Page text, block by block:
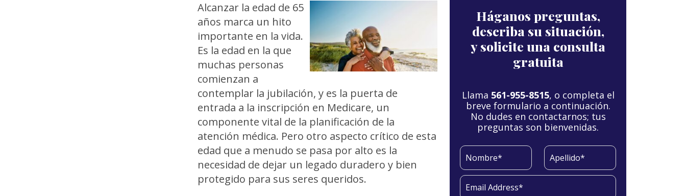
Alcanzar la edad de 65
años marca un hito
importante en la vida.
Es la edad en la que
muchas personas
comienzan a
contemplar la jubilación, y es la puerta de
entrada a la inscripción en Medicare, un
componente vital de la planificación de la
atención médica. Pero otro aspecto crítico de esta
edad que a menudo se pasa por alto es la
necesidad de dejar un legado duradero y bien
protegido para sus seres queridos.
Háganos preguntas,
describa su situación,
y solicite una consulta
gratuita
Llama 561-955-8515, o completa el
breve formulario a continuación.
No dudes en contactarnos; tus
preguntas son bienvenidas.